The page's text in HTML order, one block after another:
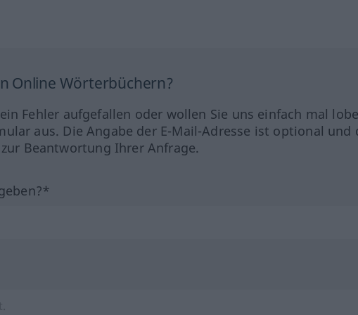
Online Wörterbüchern?
Fehler aufgefallen oder wollen Sie uns einfach mal
aus. Die Angabe der E-Mail-Adresse ist optional und
Beantwortung Ihrer Anfrage.